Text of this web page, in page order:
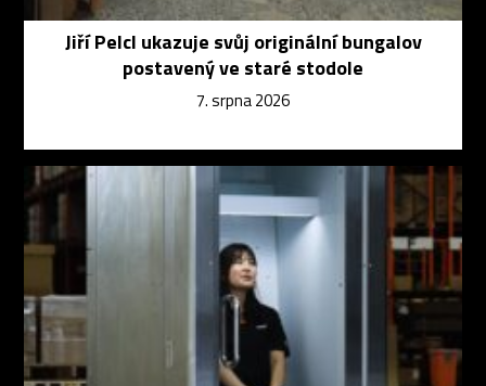
Jiří Pelcl ukazuje svůj originální bungalov
postavený ve staré stodole
7. srpna 2026